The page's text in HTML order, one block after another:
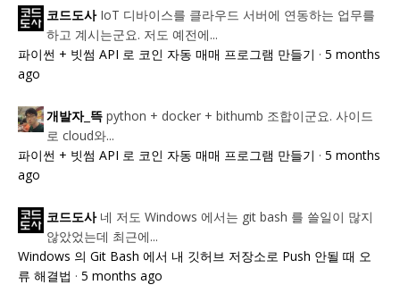
코드도사 IoT 디바이스를 클라우드 서버에 연동하는 업무를
하고 계시는군요. 저도 예전에...
파이썬 + 빗썸 API 로 코인 자동 매매 프로그램 만들기 · 5 months
ago
개발자_뜩 python + docker + bithumb 조합이군요. 사이드
로 cloud와...
파이썬 + 빗썸 API 로 코인 자동 매매 프로그램 만들기 · 5 months
ago
코드도사 네 저도 Windows 에서는 git bash 를 쓸일이 많지
않았었는데 최근에...
Windows 의 Git Bash 에서 내 깃허브 저장소로 Push 안될 때 오
류 해결법 · 5 months ago